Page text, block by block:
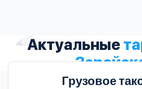
Актуальные
Грузовое